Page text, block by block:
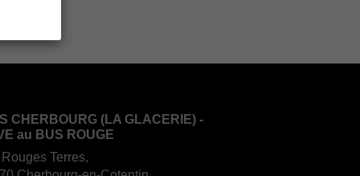
CHERBOURG (LA GLACERIE) -
au BUS ROUGE
Terres,